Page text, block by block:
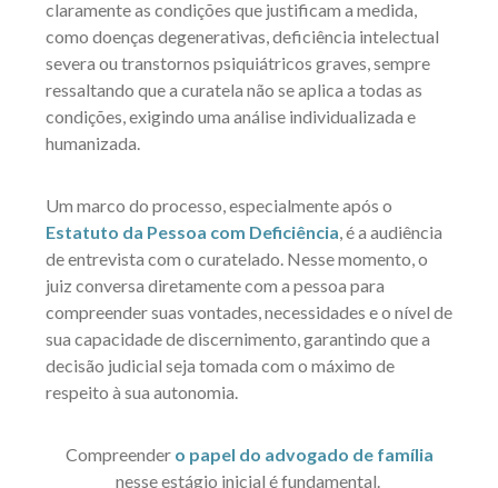
claramente as condições que justificam a medida,
como doenças degenerativas, deficiência intelectual
severa ou transtornos psiquiátricos graves, sempre
ressaltando que a curatela não se aplica a todas as
condições, exigindo uma análise individualizada e
humanizada.
Um marco do processo, especialmente após o
Estatuto da Pessoa com Deficiência, é a audiência
de entrevista com o curatelado. Nesse momento, o
juiz conversa diretamente com a pessoa para
compreender suas vontades, necessidades e o nível de
sua capacidade de discernimento, garantindo que a
decisão judicial seja tomada com o máximo de
respeito à sua autonomia.
Compreender o papel do advogado de família
nesse estágio inicial é fundamental.